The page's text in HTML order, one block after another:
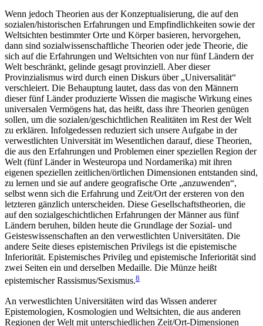
Wenn jedoch Theorien aus der Konzeptualisierung, die auf den
sozialen/historischen Erfahrungen und Empfindlichkeiten sowie der
Weltsichten bestimmter Orte und Körper basieren, hervorgehen,
dann sind sozialwissenschaftliche Theorien oder jede Theorie, die
sich auf die Erfahrungen und Weltsichten von nur fünf Ländern der
Welt beschränkt, gelinde gesagt provinziell. Aber dieser
Provinzialismus wird durch einen Diskurs über „Universalität“
verschleiert. Die Behauptung lautet, dass das von den Männern
dieser fünf Länder produzierte Wissen die magische Wirkung eines
universalen Vermögens hat, das heißt, dass ihre Theorien genügen
sollen, um die sozialen/geschichtlichen Realitäten im Rest der Welt
zu erklären. Infolgedessen reduziert sich unsere Aufgabe in der
verwestlichten Universität im Wesentlichen darauf, diese Theorien,
die aus den Erfahrungen und Problemen einer speziellen Region der
Welt (fünf Länder in Westeuropa und Nordamerika) mit ihren
eigenen speziellen zeitlichen/örtlichen Dimensionen entstanden sind,
zu lernen und sie auf andere geografische Orte „anzuwenden“,
selbst wenn sich die Erfahrung und Zeit/Ort der ersteren von den
letzteren gänzlich unterscheiden. Diese Gesellschaftstheorien, die
auf den sozialgeschichtlichen Erfahrungen der Männer aus fünf
Ländern beruhen, bilden heute die Grundlage der Sozial- und
Geisteswissenschaften an den verwestlichten Universitäten. Die
andere Seite dieses epistemischen Privilegs ist die epistemische
Inferiorität. Epistemisches Privileg und epistemische Inferiorität sind
zwei Seiten ein und derselben Medaille. Die Münze heißt
epistemischer Rassismus/Sexismus.8
An verwestlichten Universitäten wird das Wissen anderer
Epistemologien, Kosmologien und Weltsichten, die aus anderen
Regionen der Welt mit unterschiedlichen Zeit/Ort-Dimensionen